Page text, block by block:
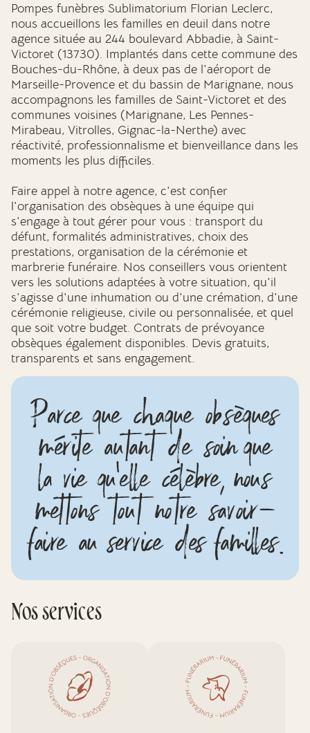
Pompes funèbres Sublimatorium Florian Leclerc,
nous accueillons les familles en deuil dans notre
agence située au 244 boulevard Abbadie, à Saint-
Victoret (13730). Implantés dans cette commune des
Bouches-du-Rhône, à deux pas de l'aéroport de
Marseille-Provence et du bassin de Marignane, nous
accompagnons les familles de Saint-Victoret et des
communes voisines (Marignane, Les Pennes-
Mirabeau, Vitrolles, Gignac-la-Nerthe) avec
réactivité, professionnalisme et bienveillance dans les
moments les plus difficiles.
Faire appel à notre agence, c'est confier
l'organisation des obsèques à une équipe qui
s'engage à tout gérer pour vous : transport du
défunt, formalités administratives, choix des
prestations, organisation de la cérémonie et
marbrerie funéraire. Nos conseillers vous orientent
vers les solutions adaptées à votre situation, qu'il
s'agisse d'une inhumation ou d'une crémation, d'une
cérémonie religieuse, civile ou personnalisée, et quel
que soit votre budget. Contrats de prévoyance
obsèques également disponibles. Devis gratuits,
transparents et sans engagement.
Parce que chaque obsèques
mérite autant de soin que
la vie qu'elle célèbre, nous
mettons tout notre savoir-
faire au service des familles.
Nos services